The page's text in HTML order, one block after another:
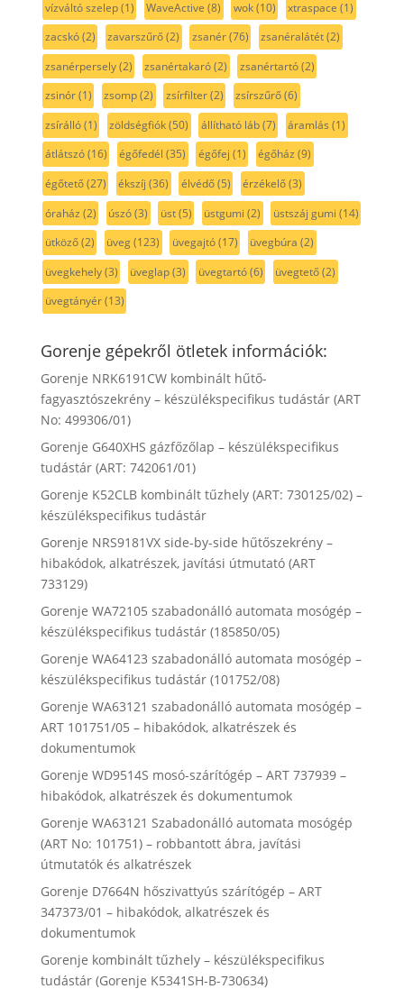
vízváltó szelep(1) WaveActive (8) wok(10) xtraspace (1)
zacskó(2) zavarszűrő(2) zsanér(76) zsanéralátét(2)
zsanérpersely(2) zsanértakaró(2) zsanértartó(2)
zsinór(1) zsomp(2) zsírfilter(2) zsírszűrő(6)
zsírálló(1) zöldségfiók(50) állítható láb(7) áramlás (1)
átlátszó(16) égőfedél (35) égőfej (1) égőház (9)
égőtető(27) ékszíj (36) élvédő(5) érzékelő(3)
óraház (2) úszó(3) üst(5) üstgumi (2) üstszáj gumi (14)
ütköző(2) üveg(123) üvegajtó(17) üvegbúra (2)
üvegkehely(3) üveglap(3) üvegtartó(6) üvegtető(2)
üvegtányér(13)
Gorenje gépekről ötletek információk:
Gorenje NRK6191CW kombinált hűtő-
fagyasztószekrény – készülékspecifikus tudástár (ART
No: 499306/01)
Gorenje G640XHS gázfőzőlap – készülékspecifikus
tudástár (ART: 742061/01)
Gorenje K52CLB kombinált tűzhely (ART: 730125/02) –
készülékspecifikus tudástár
Gorenje NRS9181VX side-by-side hűtőszekrény –
hibakódok, alkatrészek, javítási útmutató (ART
733129)
Gorenje WA72105 szabadonálló automata mosógép –
készülékspecifikus tudástár (185850/05)
Gorenje WA64123 szabadonálló automata mosógép –
készülékspecifikus tudástár (101752/08)
Gorenje WA63121 szabadonálló automata mosógép –
ART 101751/05 – hibakódok, alkatrészek és
dokumentumok
Gorenje WD9514S mosó-szárítógép – ART 737939 –
hibakódok, alkatrészek és dokumentumok
Gorenje WA63121 Szabadonálló automata mosógép
(ART No: 101751) – robbantott ábra, javítási
útmutatók és alkatrészek
Gorenje D7664N hőszivattyús szárítógép – ART
347373/01 – hibakódok, alkatrészek és
dokumentumok
Gorenje kombinált tűzhely – készülékspecifikus
tudástár (Gorenje K5341SH-B-730634)